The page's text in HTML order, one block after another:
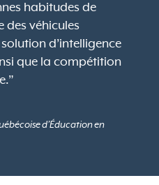
habitudes de
des véhicules
d’intelligence
que la compétition
d’Éducation en